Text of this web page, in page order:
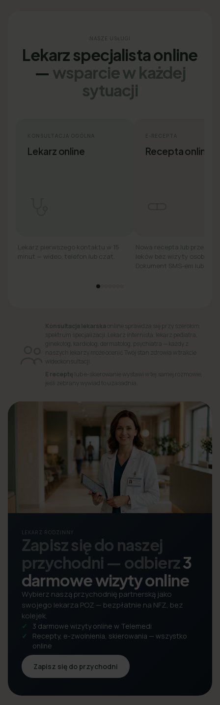
NASZE USŁUGI
Lekarz specjalista online
— wsparcie w każdej
sytuacji
Lekarz online
Lekarz pierwszego kontaktu w 15
minut — wideo, telefon lub czat.
E-RECEPTA
Recepta online
Nowa recepta lub
leków bez wizyty osobiście.
Dokument SMS-em lub e-
Konsultacja lekarskaonline sprawdza się przy szerokim
spektrum specjalizacji. Lekarz internista, lekarz pediatra,
ginekolog, kardiolog, dermatolog, psychiatra — każdy z
naszych lekarzy może ocenić Twój stan zdrowia w trakcie
wideokonsultacji.
E receptę lub e-skierowanie wystawi w tej samej rozmowie,
jeśli zebrany wywiad to uzasadnia.
LEKARZ RODZINNY
Zapisz się do naszej
przychodni — odbierz3
darmowe wizyty online
Wybierz naszą przychodnię partnerską jako
swojego lekarza POZ — bezpłatnie na NFZ, bez
kolejek.
3 darmowe wizyty online w Telemedi
Recepty, e-zwolnienia, skierowania — wszystko
online
Zapisz się do przychodni